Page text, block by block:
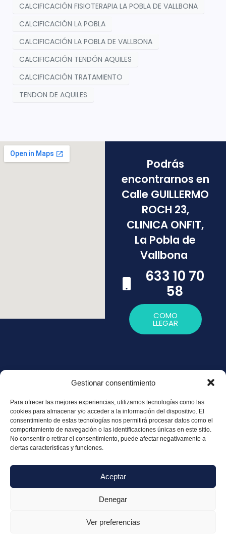
Gestionar consentimiento
Para ofrecer las mejores experiencias, utilizamos tecnologías como las
cookies para almacenar y/o acceder a la información del dispositivo. El
consentimiento de estas tecnologías nos permitirá procesar datos como el
comportamiento de navegación o las identificaciones únicas en este sitio.
No consentir o retirar el consentimiento, puede afectar negativamente a
ciertas características y funciones.
Aceptar
Denegar
Ver preferencias
CALCIFICACIÓN FISIOTERAPIA LA POBLA DE VALLBONA
CALCIFICACIÓN LA POBLA
CALCIFICACIÓN LA POBLA DE VALLBONA
CALCIFICACIÓN TENDÓN AQUILES
CALCIFICACIÓN TRATAMIENTO
TENDON DE AQUILES
Podrás
encontrarnos en
Calle GUILLERMO
ROCH 23,
CLINICA ONFIT,
La Pobla de
Vallbona
633 10 70
58
COMO
LLEGAR
Privacidad
Política de
Cookies
Diseño Media Next Ltd.